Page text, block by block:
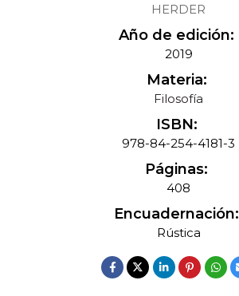
HERDER
Año de edición:
2019
Materia:
Filosofía
ISBN:
978-84-254-4181-3
Páginas:
408
Encuadernación:
Rústica